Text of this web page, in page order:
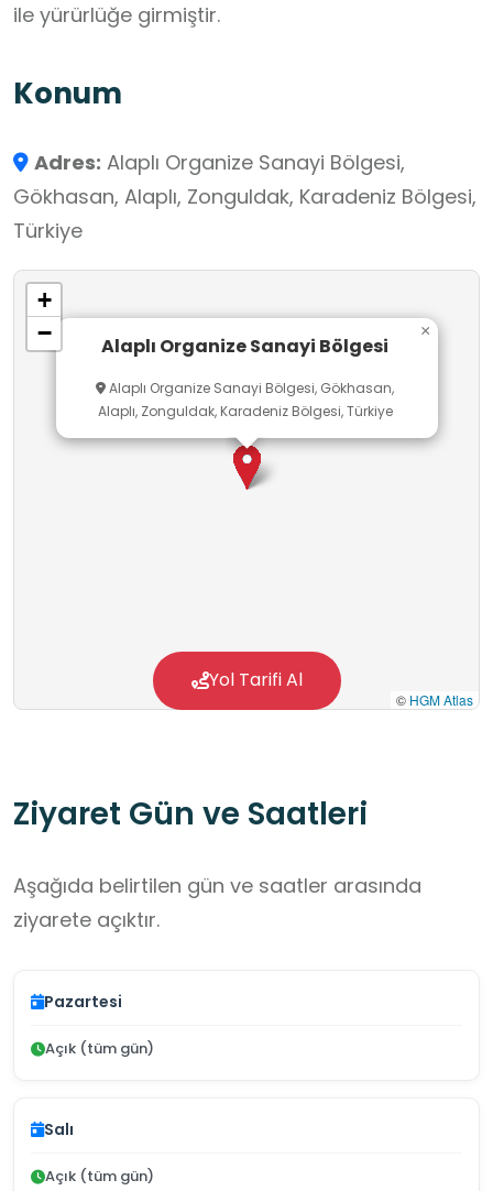
ile yürürlüğe girmiştir.
Konum
Adres: Alaplı Organize Sanayi Bölgesi,
Gökhasan, Alaplı, Zonguldak, Karadeniz Bölgesi,
Türkiye
Alaplı Organize Sanayi Bölgesi
Alaplı Organize Sanayi Bölgesi, Gökhasan,
Alaplı, Zonguldak, Karadeniz Bölgesi, Türkiye
×
+
−
© HGM Atlas
Yol Tarifi Al
Ziyaret Gün ve Saatleri
Aşağıda belirtilen gün ve saatler arasında
ziyarete açıktır.
Pazartesi
Açık (tüm gün)
Salı
Açık (tüm gün)